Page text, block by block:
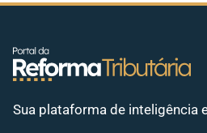
Sua plataforma de inteligência